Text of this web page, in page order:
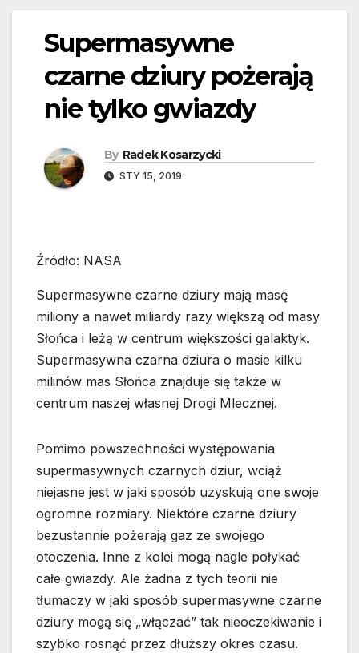
Supermasywne
czarne dziury pożerają
nie tylko gwiazdy
By Radek Kosarzycki
STY 15, 2019
Źródło: NASA
Supermasywne czarne dziury mają masę
miliony a nawet miliardy razy większą od masy
Słońca i leżą w centrum większości galaktyk.
Supermasywna czarna dziura o masie kilku
milinów mas Słońca znajduje się także w
centrum naszej własnej Drogi Mlecznej.
Pomimo powszechności występowania
supermasywnych czarnych dziur, wciąż
niejasne jest w jaki sposób uzyskują one swoje
ogromne rozmiary. Niektóre czarne dziury
bezustannie pożerają gaz ze swojego
otoczenia. Inne z kolei mogą nagle połykać
całe gwiazdy. Ale żadna z tych teorii nie
tłumaczy w jaki sposób supermasywne czarne
dziury mogą się „włączać” tak nieoczekiwanie i
szybko rosnąć przez dłuższy okres czasu.